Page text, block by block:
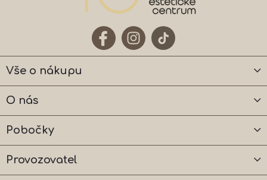
Vše o nákupu
O nás
Pobočky
Provozovatel